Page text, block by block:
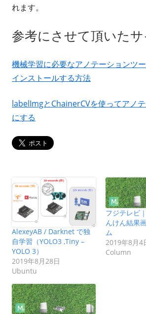
れます。
参考にさせて頂いたサ
機械学習に必要なアノテーションツ
インストールする方法
labelImgとChainerCVを使ってアノ
にする
AlexeyAB / Darknet で独
自学習（YOLO3 ,Tiny –
YOLO 3）
2019年8月28日
Ubuntu
フジテレビ
んけん結果
ム
2019年8月4
Column